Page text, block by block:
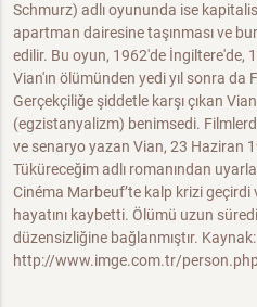
Schmurz) adlı oyununda ise
apartman dairesine taşınması ve
edilir. Bu oyun, 1962'de İngiltere'de,
Vian'ın ölümünden yedi yıl sonra da
Gerçekçiliğe şiddetle karşı çıkan
(egzistanyalizm) benimsedi.
ve senaryo yazan Vian, 23 Haziran
Tüküreceğim adlı romanından
Cinéma Marbeuf’te kalp krizi geçirdi
hayatını kaybetti. Ölümü uzun
düzensizliğine bağlanmıştır. Kaynak:
http://www.imge.com.tr/